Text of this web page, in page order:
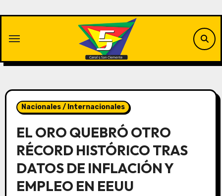
contenido
Nacionales / Internacionales
EL ORO QUEBRÓ OTRO
RÉCORD HISTÓRICO TRAS
DATOS DE INFLACIÓN Y
EMPLEO EN EEUU